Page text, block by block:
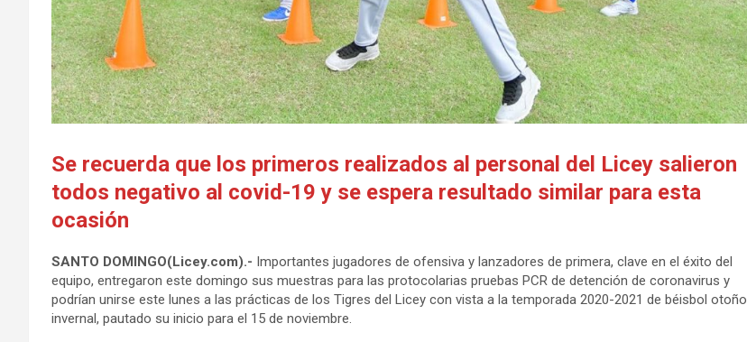
Se recuerda que los primeros realizados al personal del Licey salieron
todos negativo al covid-19 y se espera resultado similar para esta
ocasión
SANTO DOMINGO(Licey.com).- Importantes jugadores de ofensiva y lanzadores de primera, clave en el éxito del
equipo, entregaron este domingo sus muestras para las protocolarias pruebas PCR de detención de coronavirus y
podrían unirse este lunes a las prácticas de los Tigres del Licey con vista a la temporada 2020-2021 de béisbol otoño
invernal, pautado su inicio para el 15 de noviembre.